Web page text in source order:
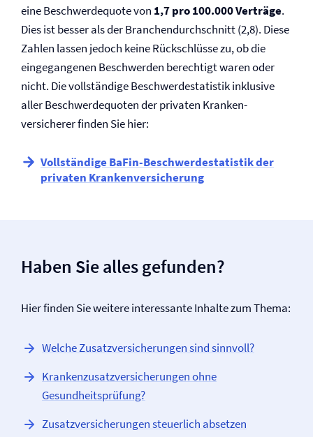
eine Beschwerdequote von 1,7 pro 100.000 Verträge.
Dies ist besser als der Branchendurchschnitt (2,8). Diese
Zahlen lassen jedoch keine Rückschlüsse zu, ob die
eingegangenen Beschwerden berechtigt waren oder
nicht. Die vollständige Beschwerdestatistik inklusive
aller Beschwerdequoten der privaten Kranken­
versicherer finden Sie hier:
Vollständige BaFin-Beschwerdestatistik der
privaten Kranken­versicherung
Haben Sie alles gefunden?
Hier finden Sie weitere interessante Inhalte zum Thema:
Welche Zusatz­versicherungen sind sinnvoll?
Krankenzusatz­versicherungen ohne
Gesundheitsprüfung?
Zusatz­versicherungen steuerlich absetzen